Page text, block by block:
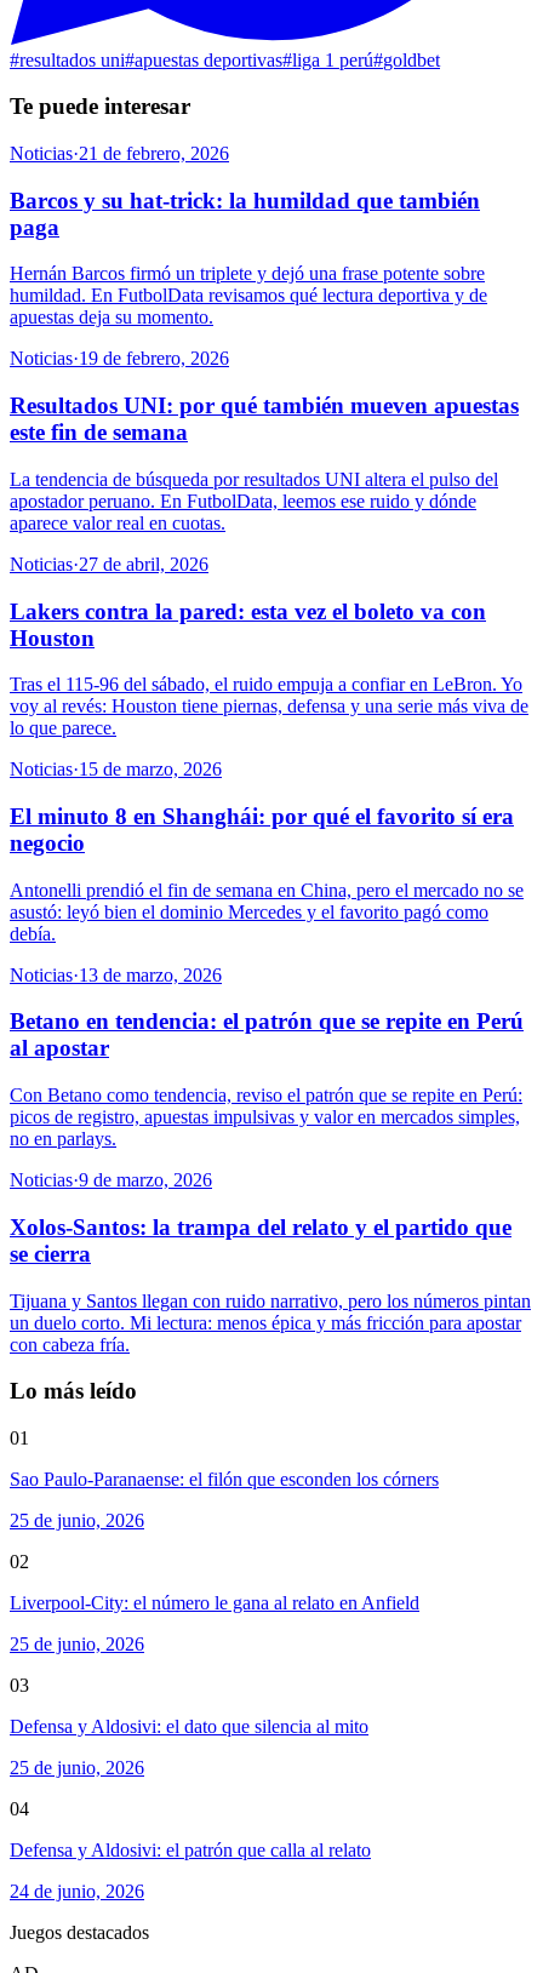
#resultados uni#apuestas deportivas#liga 1 perú#goldbet
Te puede interesar
Noticias·21 de febrero, 2026
Barcos y su hat-trick: la humildad que también
paga
Hernán Barcos firmó un triplete y dejó una frase potente sobre
humildad. En FutbolData revisamos qué lectura deportiva y de
apuestas deja su momento.
Noticias·19 de febrero, 2026
Resultados UNI: por qué también mueven apuestas
este fin de semana
La tendencia de búsqueda por resultados UNI altera el pulso del
apostador peruano. En FutbolData, leemos ese ruido y dónde
aparece valor real en cuotas.
Noticias·27 de abril, 2026
Lakers contra la pared: esta vez el boleto va con
Houston
Tras el 115-96 del sábado, el ruido empuja a confiar en LeBron. Yo
voy al revés: Houston tiene piernas, defensa y una serie más viva de
lo que parece.
Noticias·15 de marzo, 2026
El minuto 8 en Shanghái: por qué el favorito sí era
negocio
Antonelli prendió el fin de semana en China, pero el mercado no se
asustó: leyó bien el dominio Mercedes y el favorito pagó como
debía.
Noticias·13 de marzo, 2026
Betano en tendencia: el patrón que se repite en Perú
al apostar
Con Betano como tendencia, reviso el patrón que se repite en Perú:
picos de registro, apuestas impulsivas y valor en mercados simples,
no en parlays.
Noticias·9 de marzo, 2026
Xolos-Santos: la trampa del relato y el partido que
se cierra
Tijuana y Santos llegan con ruido narrativo, pero los números pintan
un duelo corto. Mi lectura: menos épica y más fricción para apostar
con cabeza fría.
Lo más leído
01
Sao Paulo-Paranaense: el filón que esconden los córners
25 de junio, 2026
02
Liverpool-City: el número le gana al relato en Anfield
25 de junio, 2026
03
Defensa y Aldosivi: el dato que silencia al mito
25 de junio, 2026
04
Defensa y Aldosivi: el patrón que calla al relato
24 de junio, 2026
Juegos destacados